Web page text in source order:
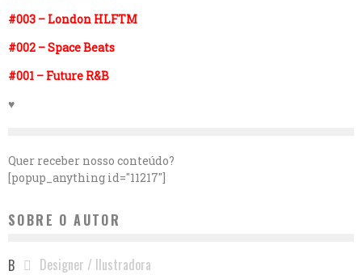
#003 – London HLFTM
#002 – Space Beats
#001 – Future R&B
♥
Quer receber nosso conteúdo?
[popup_anything id="11217"]
SOBRE O AUTOR
B Designer / Ilustradora